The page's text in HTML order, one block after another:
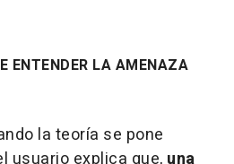
ENTENDER LA AMENAZA
la teoría se pone